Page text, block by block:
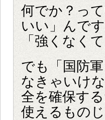
何でか？っ
いい」んで
「強くなく
でも「国防
なきゃいけ
全を確保す
使えるもの